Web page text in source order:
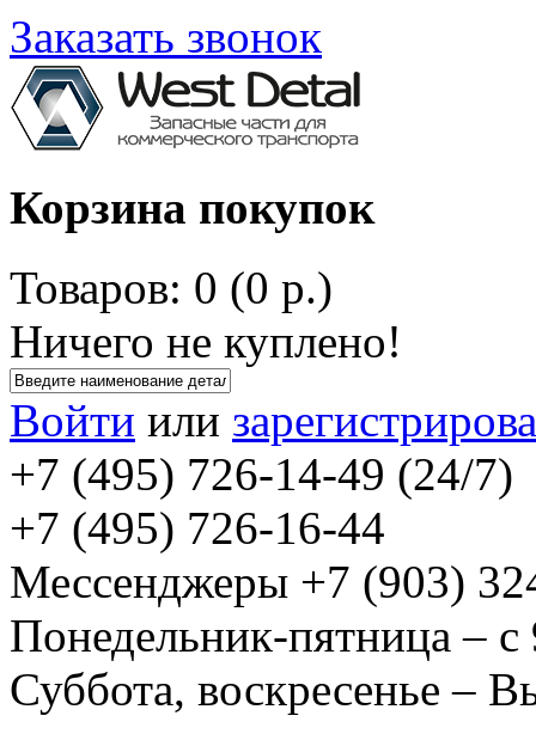
Заказать звонок
Корзина покупок
Товаров: 0 (0 р.)
Ничего не куплено!
Войти или
+7 (495) 726-14-49 (24/7)
+7 (495) 726-16-44
Мессенджеры +7 (903)
Понедельник-пятница –
Суббота, воскресенье –